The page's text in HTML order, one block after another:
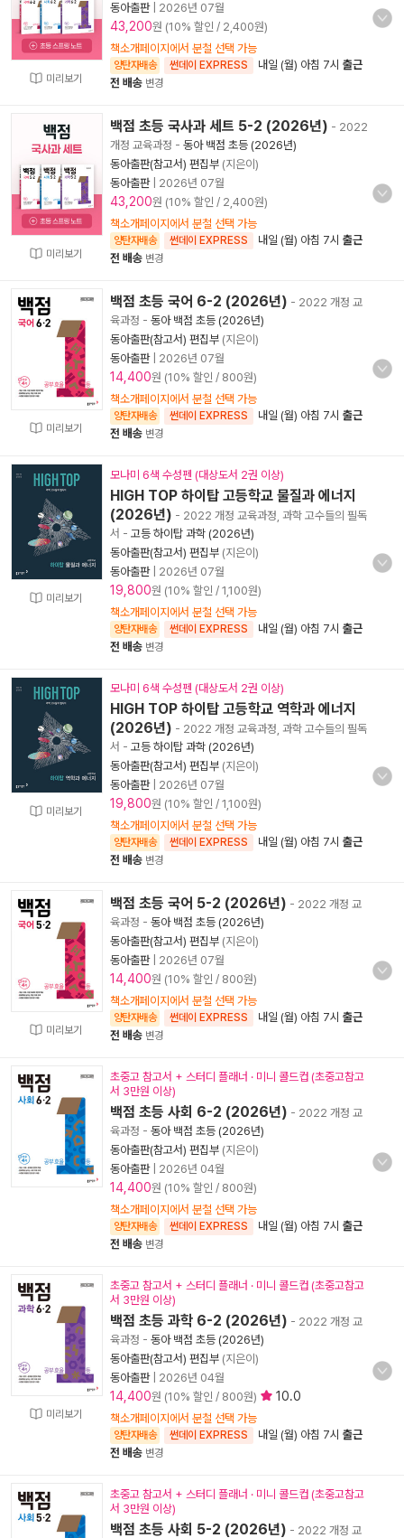
미리보기
동아출판| 2026년 07월
43,200원 (10% 할인 / 2,400원)
책소개페이지에서 분철 선택 가능
양탄자배송 썬데이 EXPRESS 내일 (월) 아침 7시 출근
전 배송 변경
미리보기
백점 초등 국사과 세트 5-2 (2026년) - 2022
개정 교육과정 - 동아 백점 초등 (2026년)
동아출판(참고서) 편집부 (지은이)
동아출판| 2026년 07월
43,200원 (10% 할인 / 2,400원)
책소개페이지에서 분철 선택 가능
양탄자배송 썬데이 EXPRESS 내일 (월) 아침 7시 출근
전 배송 변경
미리보기
백점 초등 국어 6-2 (2026년) - 2022 개정 교
육과정 - 동아 백점 초등 (2026년)
동아출판(참고서) 편집부 (지은이)
동아출판| 2026년 07월
14,400원 (10% 할인 / 800원)
책소개페이지에서 분철 선택 가능
양탄자배송 썬데이 EXPRESS 내일 (월) 아침 7시 출근
전 배송 변경
미리보기
모나미 6색 수성펜 (대상도서 2권 이상)
HIGH TOP 하이탑 고등학교 물질과 에너지
(2026년) - 2022 개정 교육과정, 과학 고수들의 필독
서 - 고등 하이탑 과학 (2026년)
동아출판(참고서) 편집부 (지은이)
동아출판| 2026년 07월
19,800원 (10% 할인 / 1,100원)
책소개페이지에서 분철 선택 가능
양탄자배송 썬데이 EXPRESS 내일 (월) 아침 7시 출근
전 배송 변경
미리보기
모나미 6색 수성펜 (대상도서 2권 이상)
HIGH TOP 하이탑 고등학교 역학과 에너지
(2026년) - 2022 개정 교육과정, 과학 고수들의 필독
서 - 고등 하이탑 과학 (2026년)
동아출판(참고서) 편집부 (지은이)
동아출판| 2026년 07월
19,800원 (10% 할인 / 1,100원)
책소개페이지에서 분철 선택 가능
양탄자배송 썬데이 EXPRESS 내일 (월) 아침 7시 출근
전 배송 변경
미리보기
백점 초등 국어 5-2 (2026년) - 2022 개정 교
육과정 - 동아 백점 초등 (2026년)
동아출판(참고서) 편집부 (지은이)
동아출판| 2026년 07월
14,400원 (10% 할인 / 800원)
책소개페이지에서 분철 선택 가능
양탄자배송 썬데이 EXPRESS 내일 (월) 아침 7시 출근
전 배송 변경
초중고 참고서 + 스터디 플래너 · 미니 콜드컵 (초중고참고
서 3만원 이상)
백점 초등 사회 6-2 (2026년) - 2022 개정 교
육과정 - 동아 백점 초등 (2026년)
동아출판(참고서) 편집부 (지은이)
동아출판| 2026년 04월
14,400원 (10% 할인 / 800원)
책소개페이지에서 분철 선택 가능
양탄자배송 썬데이 EXPRESS 내일 (월) 아침 7시 출근
전 배송 변경
미리보기
초중고 참고서 + 스터디 플래너 · 미니 콜드컵 (초중고참고
서 3만원 이상)
백점 초등 과학 6-2 (2026년) - 2022 개정 교
육과정 - 동아 백점 초등 (2026년)
동아출판(참고서) 편집부 (지은이)
동아출판| 2026년 04월
14,400원 (10% 할인 / 800원) 10.0
책소개페이지에서 분철 선택 가능
양탄자배송 썬데이 EXPRESS 내일 (월) 아침 7시 출근
전 배송 변경
초중고 참고서 + 스터디 플래너 · 미니 콜드컵 (초중고참고
서 3만원 이상)
백점 초등 사회 5-2 (2026년) - 2022 개정 교